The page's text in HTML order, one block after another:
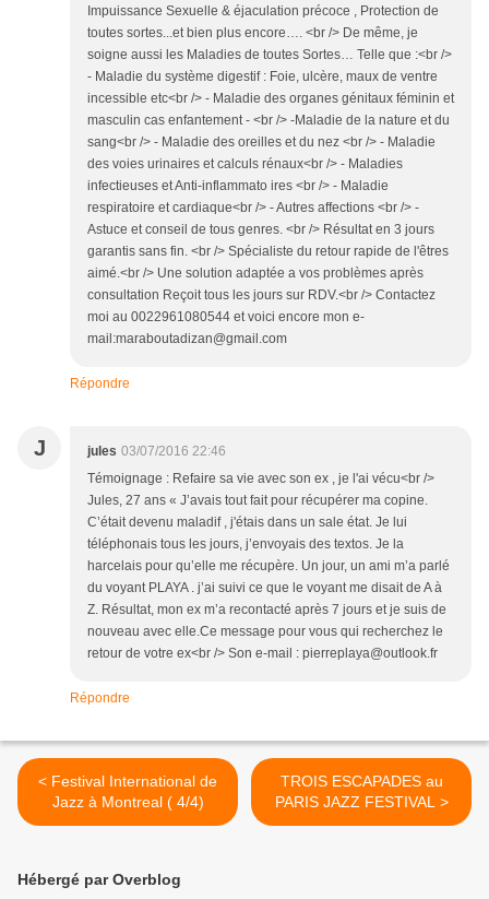
Impuissance Sexuelle & éjaculation précoce , Protection de
toutes sortes...et bien plus encore…. <br /> De même, je
soigne aussi les Maladies de toutes Sortes… Telle que :<br />
- Maladie du système digestif : Foie, ulcère, maux de ventre
incessible etc<br /> - Maladie des organes génitaux féminin et
masculin cas enfantement - <br /> -Maladie de la nature et du
sang<br /> - Maladie des oreilles et du nez <br /> - Maladie
des voies urinaires et calculs rénaux<br /> - Maladies
infectieuses et Anti-inflammato ires <br /> - Maladie
respiratoire et cardiaque<br /> - Autres affections <br /> -
Astuce et conseil de tous genres. <br /> Résultat en 3 jours
garantis sans fin. <br /> Spécialiste du retour rapide de l'êtres
aimé.<br /> Une solution adaptée a vos problèmes après
consultation Reçoit tous les jours sur RDV.<br /> Contactez
moi au 0022961080544 et voici encore mon e-
mail:maraboutadizan@gmail.com
Répondre
J jules 03/07/2016 22:46
Témoignage : Refaire sa vie avec son ex , je l'ai vécu<br />
Jules, 27 ans « J’avais tout fait pour récupérer ma copine.
C’était devenu maladif , j'étais dans un sale état. Je lui
téléphonais tous les jours, j’envoyais des textos. Je la
harcelais pour qu’elle me récupère. Un jour, un ami m’a parlé
du voyant PLAYA . j’ai suivi ce que le voyant me disait de A à
Z. Résultat, mon ex m’a recontacté après 7 jours et je suis de
nouveau avec elle.Ce message pour vous qui recherchez le
retour de votre ex<br /> Son e-mail : pierreplaya@outlook.fr
Répondre
< Festival International de
Jazz à Montreal ( 4/4)
TROIS ESCAPADES au
PARIS JAZZ FESTIVAL >
Hébergé par Overblog